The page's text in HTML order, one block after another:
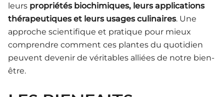
leurs propriétés biochimiques, leurs applications
thérapeutiques et leurs usages culinaires. Une
approche scientifique et pratique pour mieux
comprendre comment ces plantes du quotidien
peuvent devenir de véritables alliées de notre bien-
être.